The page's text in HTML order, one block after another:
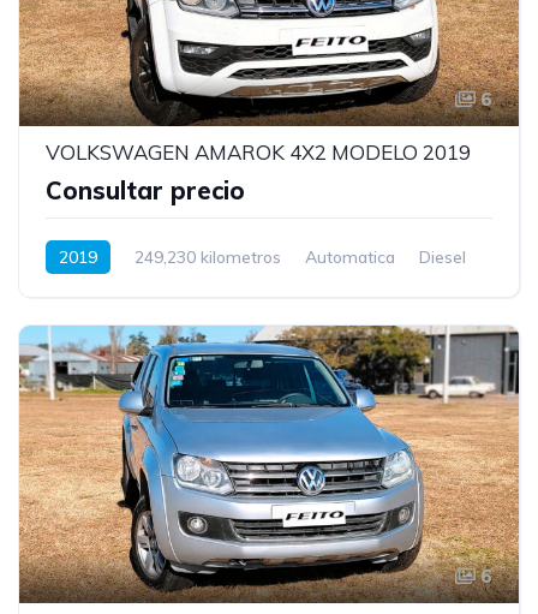
6
VOLKSWAGEN AMAROK 4X2 MODELO 2019
Consultar precio
2019 249,230 kilometros Automatica Diesel
6